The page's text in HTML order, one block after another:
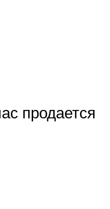
продается